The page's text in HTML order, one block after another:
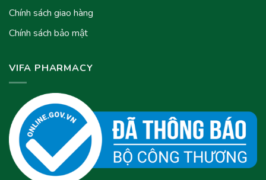
Chính sách giao hàng
Chính sách bảo mật
VIFA PHARMACY